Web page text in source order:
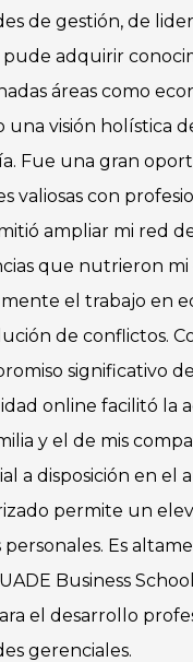
de gestión, de
pude adquirir
áreas como
una visión holística
Fue una gran
valiosas con
ampliar mi red
que nutrieron
el trabajo en
de conflictos.
significativo
online facilitó la
y el de mis
a disposición en el
permite un
personales. Es
Business
el desarrollo
gerenciales.